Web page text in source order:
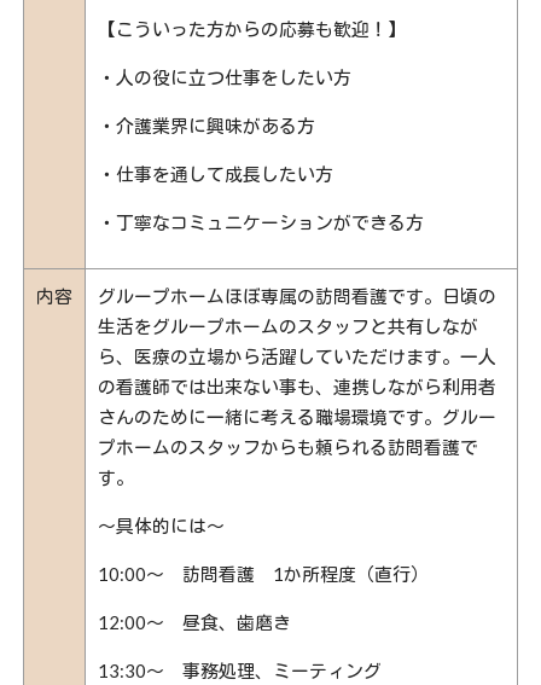
【こういった方からの応募も歓迎！】
・人の役に立つ仕事をしたい方
・介護業界に興味がある方
・仕事を通して成長したい方
・丁寧なコミュニケーションができる方
内容
グループホームほぼ専属の訪問看護です。日頃の
生活をグループホームのスタッフと共有しなが
ら、医療の立場から活躍していただけます。一人
の看護師では出来ない事も、連携しながら利用者
さんのために一緒に考える職場環境です。グルー
プホームのスタッフからも頼られる訪問看護で
す。
～具体的には～
10:00～ 訪問看護 1か所程度（直行）
12:00～ 昼食、歯磨き
13:30～ 事務処理、ミーティング